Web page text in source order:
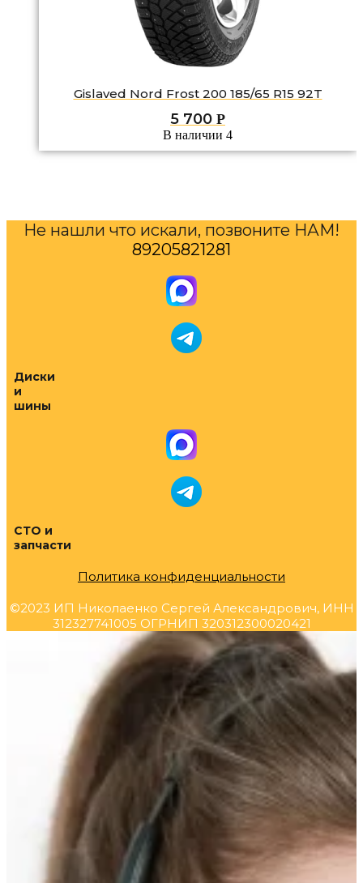
Gislaved Nord Frost 200 185/65 R15 92T
5 700 Р
В наличии 4
Не нашли что искали, позвоните НАМ!
89205821281
Диски
и
шины
СТО и
запчасти
Политика конфиденциальности
©2023 ИП Николаенко Сергей Александрович, ИНН
312327741005 ОГРНИП 320312300020421